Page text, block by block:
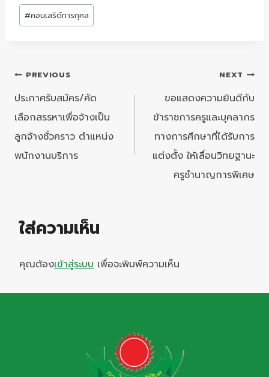
Post
Tags:
#คอนเสริต์การกุศล
แนะแนว
เรื่อง
PREVIOUS
ประกาศรับสมัคร/คัด
เลือกสรรหาเพื่อจ้างเป็น
ลูกจ้างชั่วคราว ตำแหน่ง
พนักงานบริการ
NEXT
ขอแสดงความยินดีกับ
ข้าราชการครูและบุคลากร
ทางการศึกษาที่ได้รับการ
แต่งตั้ง ให้เลื่อนวิทยฐานะ
ครูชำนาญการพิเศษ
ใส่ความเห็น
คุณต้องเข้าสู่ระบบ เพื่อจะพิมพ์ความเห็น